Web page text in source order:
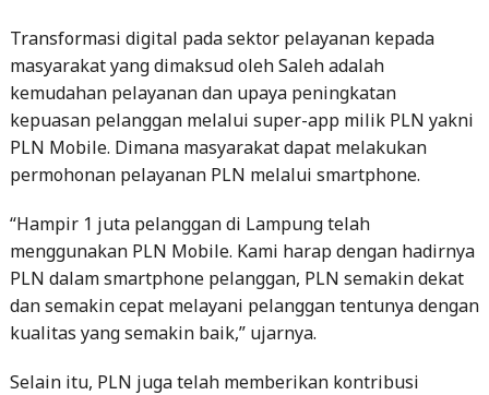
Transformasi digital pada sektor pelayanan kepada
masyarakat yang dimaksud oleh Saleh adalah
kemudahan pelayanan dan upaya peningkatan
kepuasan pelanggan melalui super-app milik PLN yakni
PLN Mobile. Dimana masyarakat dapat melakukan
permohonan pelayanan PLN melalui smartphone.
“Hampir 1 juta pelanggan di Lampung telah
menggunakan PLN Mobile. Kami harap dengan hadirnya
PLN dalam smartphone pelanggan, PLN semakin dekat
dan semakin cepat melayani pelanggan tentunya dengan
kualitas yang semakin baik,” ujarnya.
Selain itu, PLN juga telah memberikan kontribusi